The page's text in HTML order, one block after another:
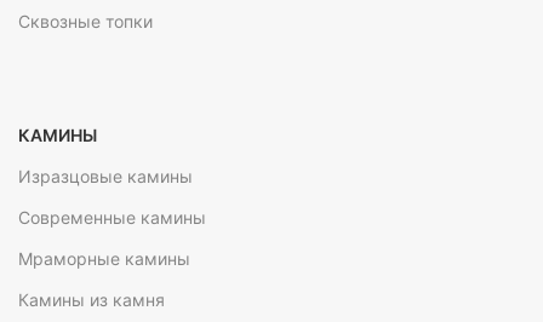
Сквозные топки
КАМИНЫ
Изразцовые камины
Современные камины
Мраморные камины
Камины из камня